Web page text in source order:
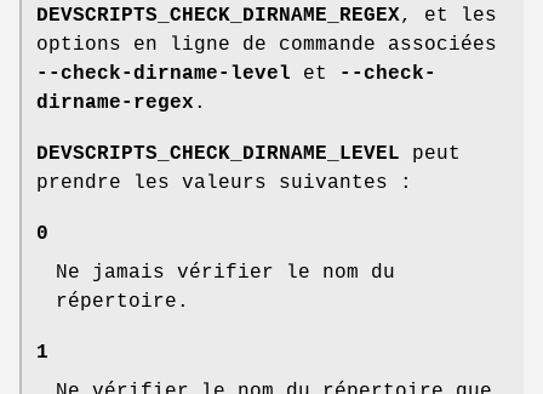
DEVSCRIPTS_CHECK_DIRNAME_REGEX, et les
options en ligne de commande associées
--check-dirname-level et
--check-
dirname-regex .
DEVSCRIPTS_CHECK_DIRNAME_LEVEL peut
prendre les valeurs suivantes :
0
Ne jamais vérifier le nom du
répertoire.
1